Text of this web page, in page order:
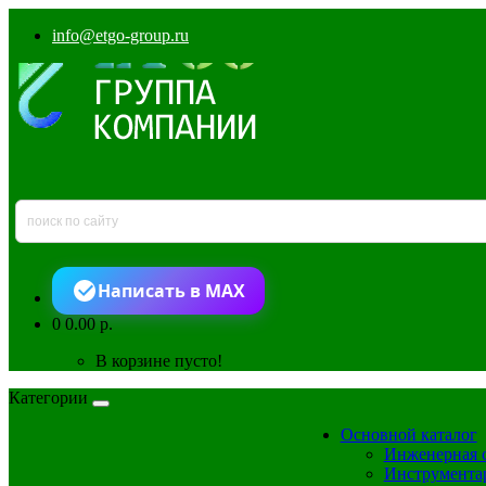
info@etgo-group.ru
Написать в MAX
00.00 р.
В корзине пусто!
Категории
Основной каталог
Инженерная